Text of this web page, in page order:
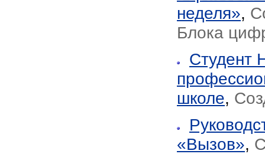
неделя»,
Блока
Студент
школе,
«Вызов»,